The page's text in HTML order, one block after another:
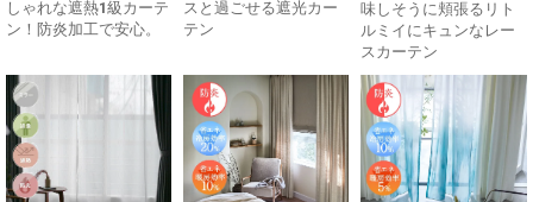
しゃれな遮熱1級カーテ
ン！防炎加工で安心。
スと過ごせる遮光カー
テン
味しそうに頬張るリト
ルミイにキュンなレー
スカーテン